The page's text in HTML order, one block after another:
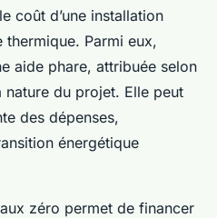
coût d’une installation
Parmi eux,
aide phare, attribuée selon
du projet. Elle peut
des dépenses,
énergétique
zéro permet de financer